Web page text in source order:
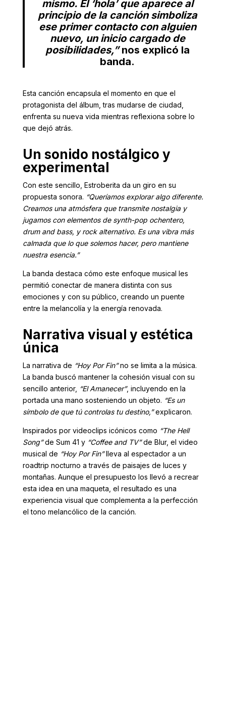
mismo. El ‘hola’ que aparece al
principio de la canción simboliza
ese primer contacto con alguien
nuevo, un inicio cargado de
posibilidades,”nos explicó la
banda.
Esta canción encapsula el momento en que el
protagonista del álbum, tras mudarse de ciudad,
enfrenta su nueva vida mientras reflexiona sobre lo
que dejó atrás.
Un sonido nostálgico y
experimental
Con este sencillo, Estroberita da un giro en su
propuesta sonora. “Queríamos explorar algo diferente.
Creamos una atmósfera que transmite nostalgia y
jugamos con elementos de synth-pop ochentero,
drum and bass, y rock alternativo. Es una vibra más
calmada que lo que solemos hacer, pero mantiene
nuestra esencia.”
La banda destaca cómo este enfoque musical les
permitió conectar de manera distinta con sus
emociones y con su público, creando un puente
entre la melancolía y la energía renovada.
Narrativa visual y estética
única
La narrativa de “Hoy Por Fin”no se limita a la música.
La banda buscó mantener la cohesión visual con su
sencillo anterior, “El Amanecer”, incluyendo en la
portada una mano sosteniendo un objeto. “Es un
símbolo de que tú controlas tu destino,”explicaron.
Inspirados por videoclips icónicos como “The Hell
Song”de Sum 41 y “Coffee and TV”de Blur, el video
musical de “Hoy Por Fin”lleva al espectador a un
roadtrip nocturno a través de paisajes de luces y
montañas. Aunque el presupuesto los llevó a recrear
esta idea en una maqueta, el resultado es una
experiencia visual que complementa a la perfección
el tono melancólico de la canción.